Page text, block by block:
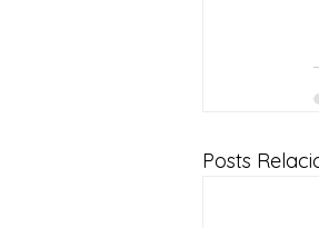
Posts